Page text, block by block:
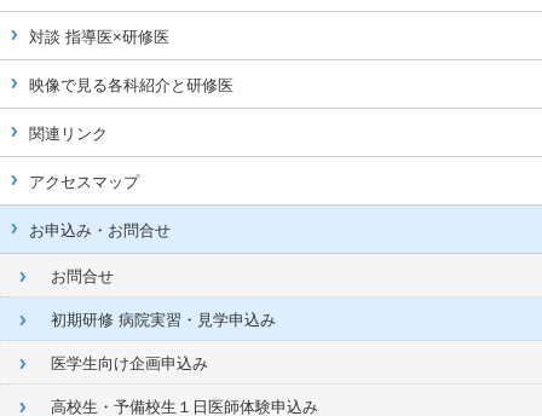
対談 指導医×研修医
映像で見る各科紹介と研修医
関連リンク
アクセスマップ
お申込み・お問合せ
お問合せ
初期研修 病院実習・見学申込み
医学生向け企画申込み
高校生・予備校生１日医師体験申込み